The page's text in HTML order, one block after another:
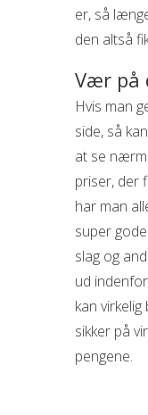
er, så
den altså
Vær på
Hvis man
side, så
at se
priser, der
har man
super
slag og
ud
kan
sikker på
pengene.